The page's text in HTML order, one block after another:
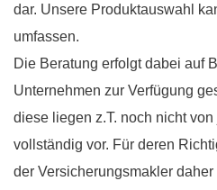
dar. Unsere Produktauswahl
umfassen.
Die Beratung erfolgt dabei auf
Unternehmen zur Verfügung
diese liegen z.T. noch nicht
vollständig vor. Für deren
der Versicherungsmakler